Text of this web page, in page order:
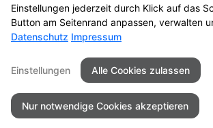
Seitenübersicht Kontakt
Datenschutz
© 2026 Marien Apotheke
Einstellungen jederzeit durch Klick auf das
Button am Seitenrand anpassen, verwalten
Datenschutz Impressum
Einstellungen Alle Cookies zulassen
Nur notwendige Cookies akzeptieren